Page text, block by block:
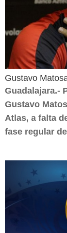
Gustavo
Guadalajara.-
Gustavo
Atlas, a falta
fase regular